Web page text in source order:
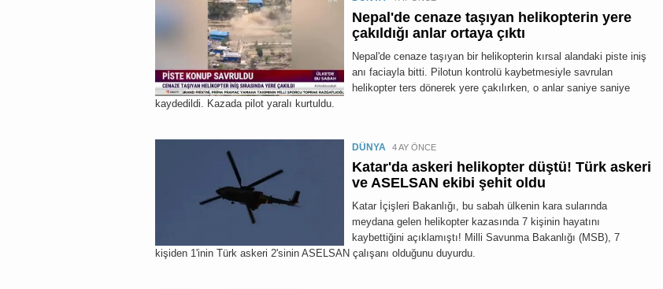
Nepal'de cenaze taşıyan helikopterin yere
çakıldığı anlar ortaya çıktı
Nepal'de cenaze taşıyan bir helikopterin kırsal alandaki piste iniş
anı faciayla bitti. Pilotun kontrolü kaybetmesiyle savrulan
helikopter ters dönerek yere çakılırken, o anlar saniye saniye
kaydedildi. Kazada pilot yaralı kurtuldu.
DÜNYA 4 AY ÖNCE
Katar'da askeri helikopter düştü! Türk askeri
ve ASELSAN ekibi şehit oldu
Katar İçişleri Bakanlığı, bu sabah ülkenin kara sularında
meydana gelen helikopter kazasında 7 kişinin hayatını
kaybettiğini açıklamıştı! Milli Savunma Bakanlığı (MSB), 7
kişiden 1'inin Türk askeri 2'sinin ASELSAN çalışanı olduğunu duyurdu.